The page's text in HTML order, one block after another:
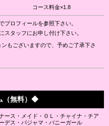
コース料金×1.8
ロフィールを参照下さい。
スタッフにお申し付け下さい。
もございますので、予めご了承下さ
（無料）◆
ース・メイド・ＯＬ・チャイナ・チア
デス・パジャマ・バニーガール